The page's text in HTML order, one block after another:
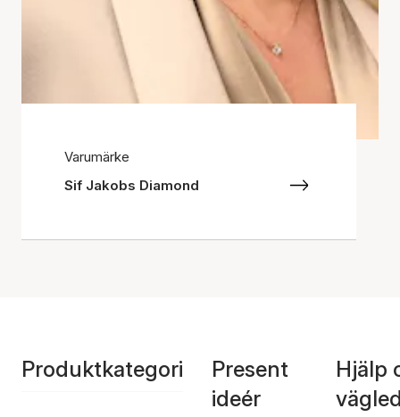
Varumärke
Sif Jakobs Diamond
Produktkategori
Present
ideér
Hjälp